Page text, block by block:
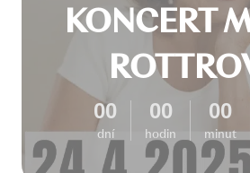
KONCERT
00
dní
00
hodin
00
minut